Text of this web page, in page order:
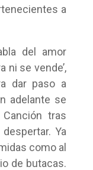
a
del amor
ni se vende’,
dar paso a
adelante se
tras
Ya
como al
de butacas.